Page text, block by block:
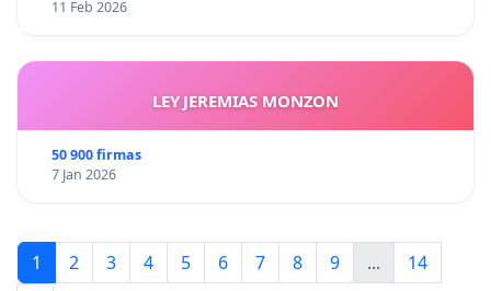
11 Feb 2026
LEY JEREMIAS MONZON
50 900 firmas
7 Jan 2026
1 2 3 4 5 6 7 8 9 ...
14